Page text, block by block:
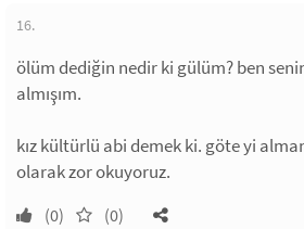
16.
ölüm dediğin nedir ki gülüm? ben
almışım.
kız kültürlü abi demek ki. göte yi
olarak zor okuyoruz.
(0) (0)